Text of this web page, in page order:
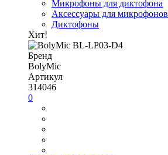
Микрофоны для диктофона
Аксессуары для микрофонов
Диктофоны
Хит!
Бренд
BolyMic
Артикул
314046
0